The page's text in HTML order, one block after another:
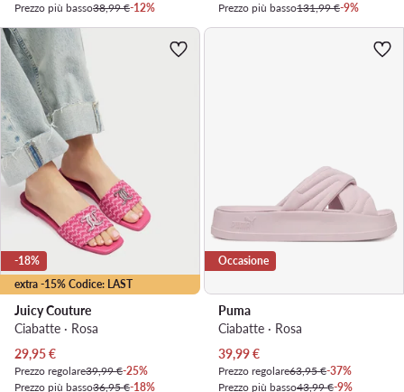
Prezzo più basso38,99 €-12%
Prezzo più basso131,99 €-9%
extra -15% Codice: LAST
-18%
Juicy Couture
Ciabatte · Rosa
Prezzo attuale
29,95€
Prezzo regolare39,99 €-25%
Prezzo più basso36,95 €-18%
Occasione
Puma
Ciabatte · Rosa
Prezzo attuale
39,99€
Prezzo regolare63,95 €-37%
Prezzo più basso43,99 €-9%